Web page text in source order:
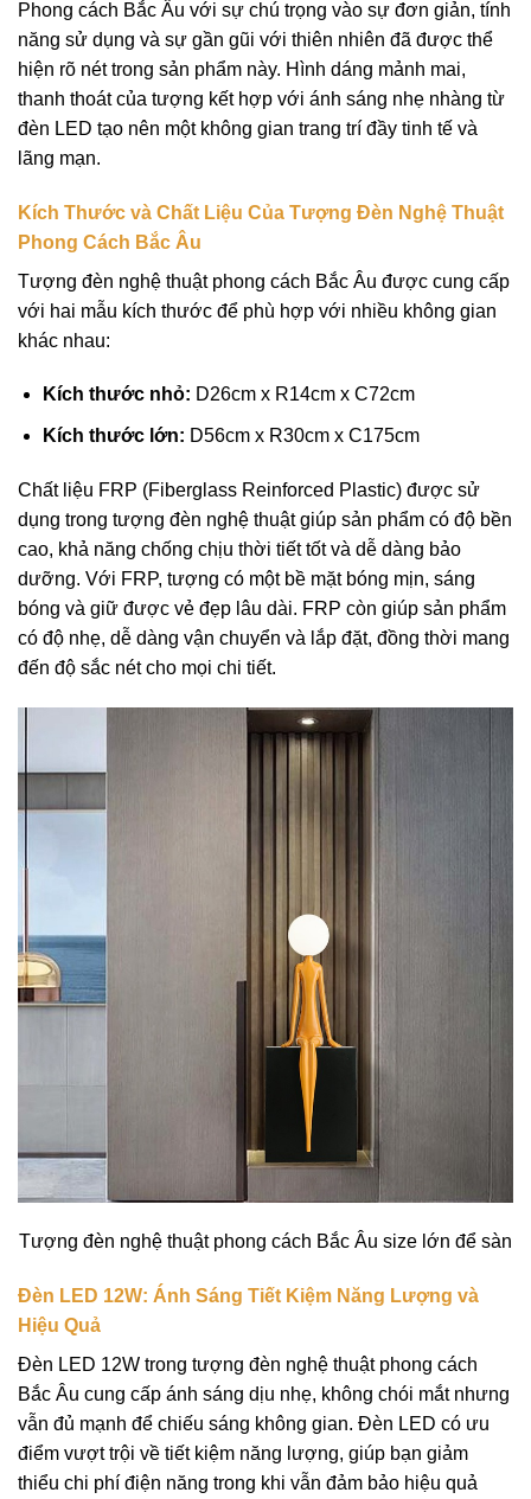
Phong cách Bắc Âu với sự chú trọng vào sự đơn giản, tính
năng sử dụng và sự gần gũi với thiên nhiên đã được thể
hiện rõ nét trong sản phẩm này. Hình dáng mảnh mai,
thanh thoát của tượng kết hợp với ánh sáng nhẹ nhàng từ
đèn LED tạo nên một không gian trang trí đầy tinh tế và
lãng mạn.
Kích Thước và Chất Liệu Của Tượng Đèn Nghệ Thuật
Phong Cách Bắc Âu
Tượng đèn nghệ thuật phong cách Bắc Âu được cung cấp
với hai mẫu kích thước để phù hợp với nhiều không gian
khác nhau:
Kích thước nhỏ: D26cm x R14cm x C72cm
Kích thước lớn: D56cm x R30cm x C175cm
Chất liệu FRP (Fiberglass Reinforced Plastic) được sử
dụng trong tượng đèn nghệ thuật giúp sản phẩm có độ bền
cao, khả năng chống chịu thời tiết tốt và dễ dàng bảo
dưỡng. Với FRP, tượng có một bề mặt bóng mịn, sáng
bóng và giữ được vẻ đẹp lâu dài. FRP còn giúp sản phẩm
có độ nhẹ, dễ dàng vận chuyển và lắp đặt, đồng thời mang
đến độ sắc nét cho mọi chi tiết.
Tượng đèn nghệ thuật phong cách Bắc Âu size lớn để sàn
Đèn LED 12W: Ánh Sáng Tiết Kiệm Năng Lượng và
Hiệu Quả
Đèn LED 12W trong tượng đèn nghệ thuật phong cách
Bắc Âu cung cấp ánh sáng dịu nhẹ, không chói mắt nhưng
vẫn đủ mạnh để chiếu sáng không gian. Đèn LED có ưu
điểm vượt trội về tiết kiệm năng lượng, giúp bạn giảm
thiểu chi phí điện năng trong khi vẫn đảm bảo hiệu quả